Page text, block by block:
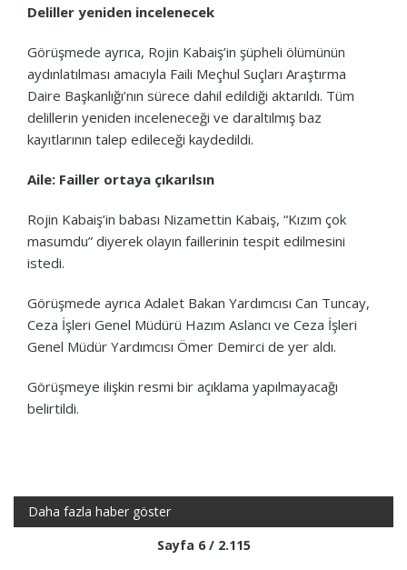
Deliller yeniden incelenecek
Görüşmede ayrıca, Rojin Kabaiş’in şüpheli ölümünün
aydınlatılması amacıyla Faili Meçhul Suçları Araştırma
Daire Başkanlığı’nın sürece dahil edildiği aktarıldı. Tüm
delillerin yeniden inceleneceği ve daraltılmış baz
kayıtlarının talep edileceği kaydedildi.
Aile: Failler ortaya çıkarılsın
Rojin Kabaiş’in babası Nizamettin Kabaiş, “Kızım çok
masumdu” diyerek olayın faillerinin tespit edilmesini
istedi.
Görüşmede ayrıca Adalet Bakan Yardımcısı Can Tuncay,
Ceza İşleri Genel Müdürü Hazım Aslancı ve Ceza İşleri
Genel Müdür Yardımcısı Ömer Demirci de yer aldı.
Görüşmeye ilişkin resmi bir açıklama yapılmayacağı
belirtildi.
Daha fazla haber göster
Sayfa 6 / 2.115